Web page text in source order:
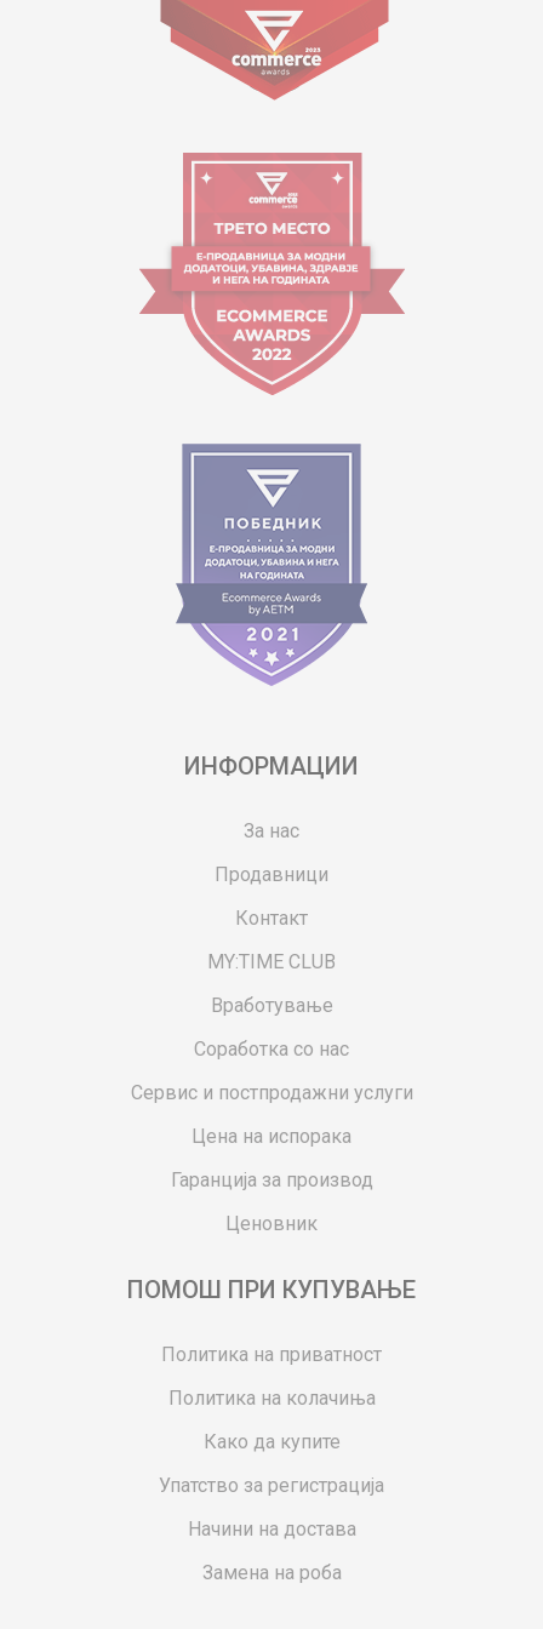
09:00 до 17:00
ИНФОРМАЦИИ
За нас
Продавници
Контакт
MY:TIME CLUB
Вработување
Соработка со нас
Сервис и постпродажни услуги
Цена на испорака
Гаранција за производ
Ценовник
ПОМОШ ПРИ КУПУВАЊЕ
Политика на приватност
Политика на колачиња
Како да купите
Упатство за регистрација
Начини на достава
Замена на роба